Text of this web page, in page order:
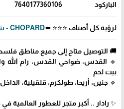
الباركود 7640177360106
لرؤية كل أصناف ⭐⭐⭐ ⬅️CHOPARD - شوبارد
🚚 التوصيل متاح إلى جميع مناطق
🔹 القدس، ضواحي القدس، رام الله
بيت لحم
🔹 جنين، أريحا، طولكرم، قلقيلية، الداخل 48
✨ رادار .. أكبر متجر للعطور العالمية